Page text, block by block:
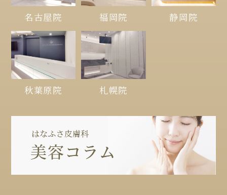
名古屋院 福岡院 静岡院
秋葉原院 札幌院